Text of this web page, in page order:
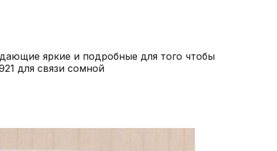
яркие и подробные для того чтобы
покупатель зашел и прочитал все и сразу нв карточке товара не искал описание товара телеграмм Evgen1921 для связи сомной